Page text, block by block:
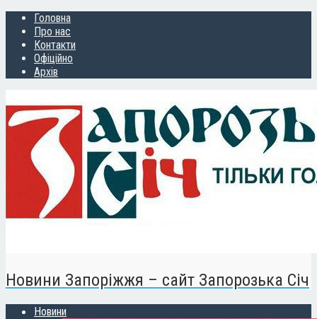
Головна
Про нас
Контакти
Офіційно
Архів
Новини Запоріжжя – сайт Запорозька Січ
Новини